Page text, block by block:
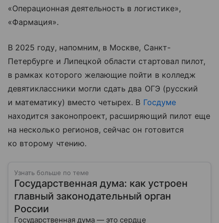
«Операционная деятельность в логистике»,
«Фармация».
В 2025 году, напомним, в Москве, Санкт-
Петербурге и Липецкой области стартовал пилот,
в рамках которого желающие пойти в колледж
девятиклассники могли сдать два ОГЭ (русский
и математику) вместо четырех. В Госдуме
находится законопроект, расширяющий пилот еще
на несколько регионов, сейчас он готовится
ко второму чтению.
Узнать больше по теме
Государственная дума: как устроен
главный законодательный орган
России
Государственная дума — это сердце